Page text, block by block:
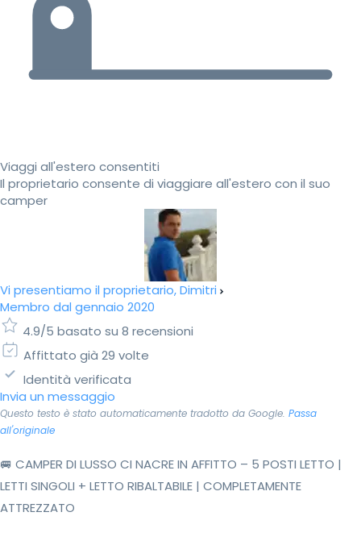
Viaggi all'estero consentiti
Il proprietario consente di viaggiare all'estero con il suo
camper
Vi presentiamo il proprietario, Dimitri
Membro dal gennaio 2020
4.9/5 basato su 8 recensioni
Affittato già 29 volte
Identità verificata
Invia un messaggio
Questo testo è stato automaticamente tradotto da Google. Passa
all'originale
🚐 CAMPER DI LUSSO CI NACRE IN AFFITTO – 5 POSTI LETTO |
LETTI SINGOLI + LETTO RIBALTABILE | COMPLETAMENTE
ATTREZZATO